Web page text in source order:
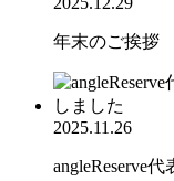
年末のご挨拶
2025.11.26
angleReserve